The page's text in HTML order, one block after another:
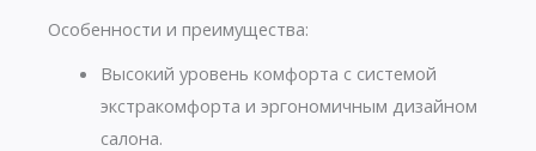
Особенности и преимущества:
Высокий уровень комфорта с системой
экстракомфорта и эргономичным дизайном
салона.